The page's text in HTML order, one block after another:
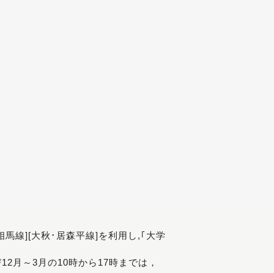
線][大秋･居森平線]を利用し,｢大学
月～3月の10時から17時までは，